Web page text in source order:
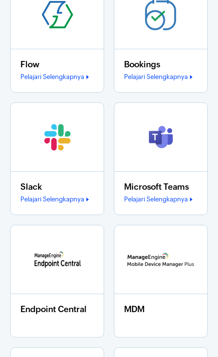
Flow
Pelajari Selengkapnya
Bookings
Pelajari Selengkapnya
Slack
Pelajari Selengkapnya
Microsoft Teams
Pelajari Selengkapnya
Endpoint Central MDM